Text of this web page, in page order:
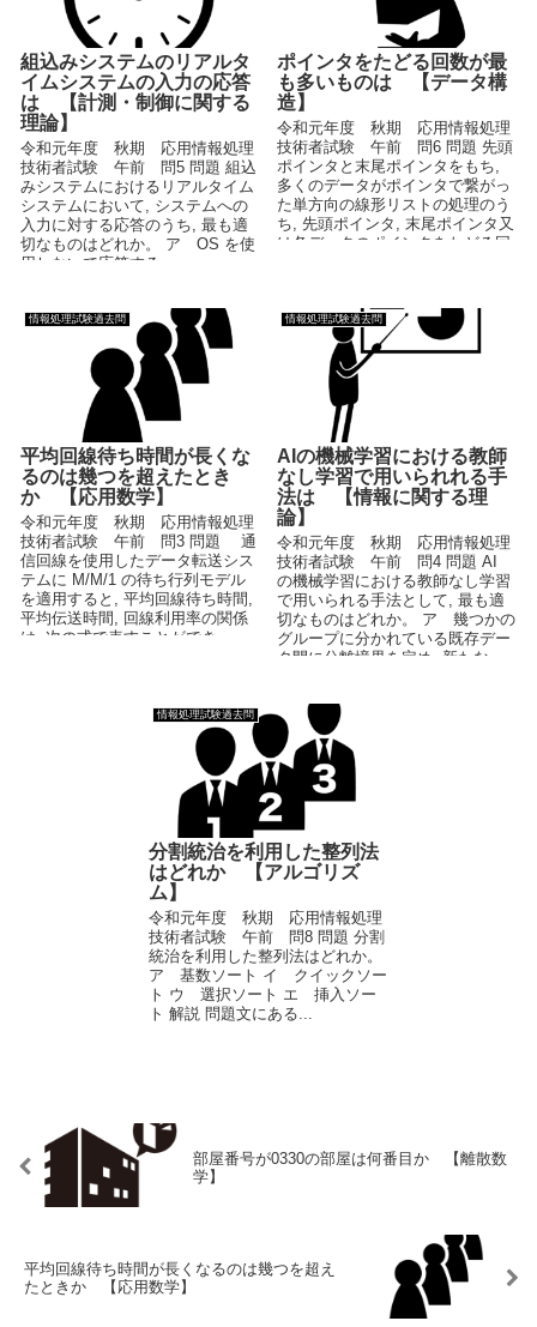
組込みシステムのリアルタ
イムシステムの入力の応答
は 【計測・制御に関する
理論】
令和元年度 秋期 応用情報処理
技術者試験 午前 問5 問題 組込
みシステムにおけるリアルタイム
システムにおいて, システムへの
入力に対する応答のうち, 最も適
切なものはどれか。 ア OS を使
用しないで応答する。 ...
ポインタをたどる回数が最
も多いものは 【データ構
造】
令和元年度 秋期 応用情報処理
技術者試験 午前 問6 問題 先頭
ポインタと末尾ポインタをもち,
多くのデータがポインタで繋がっ
た単方向の線形リストの処理のう
ち, 先頭ポインタ, 末尾ポインタ又
は各データのポインタをたどる回
情報処理試験過去問
平均回線待ち時間が長くな
るのは幾つを超えたとき
か 【応用数学】
令和元年度 秋期 応用情報処理
技術者試験 午前 問3 問題 通
信回線を使用したデータ転送シス
テムに M/M/1 の待ち行列モデル
を適用すると, 平均回線待ち時間,
平均伝送時間, 回線利用率の関係
は, 次の式で表すことができ...
情報処理試験過去問
AIの機械学習における教師
なし学習で用いられれる手
法は 【情報に関する理
論】
令和元年度 秋期 応用情報処理
技術者試験 午前 問4 問題 AI
の機械学習における教師なし学習
で用いられる手法として, 最も適
切なものはどれか。 ア 幾つかの
グループに分かれている既存デー
タ間に分離境界を定め, 新たな...
情報処理試験過去問
分割統治を利用した整列法
はどれか 【アルゴリズ
ム】
令和元年度 秋期 応用情報処理
技術者試験 午前 問8 問題 分割
統治を利用した整列法はどれか。
ア 基数ソート イ クイックソー
ト ウ 選択ソート エ 挿入ソー
ト 解説 問題文にある...
部屋番号が0330の部屋は何番目か 【離散数
学】
平均回線待ち時間が長くなるのは幾つを超え
たときか 【応用数学】